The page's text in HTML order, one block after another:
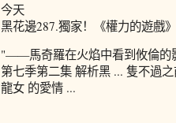
今天
黑花邊287.獨家！《權力的遊戲
"——馬奇羅在火焰中看到攸倫的
第七季第二集 解析黑 ... 隻不過
龍女 的愛情 ...